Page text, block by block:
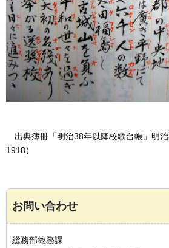
出典簿冊 「明治38年以降校歌台帳」明
1918）
お問い合わせ
総務部総務課